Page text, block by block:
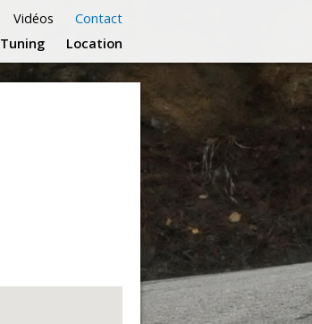
Tuning Location
Vidéos Contact